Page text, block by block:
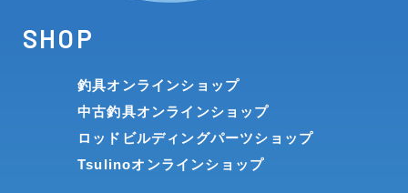
SHOP
釣具オンラインショップ
中古釣具オンラインショップ
ロッドビルディングパーツショップ
Tsulinoオンラインショップ